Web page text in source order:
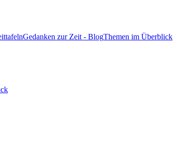
Gedanken zur Zeit - BlogThemen im Überblick